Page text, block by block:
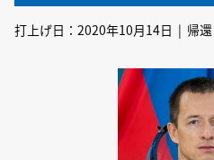
打上げ日：2020年10月14日 | 帰